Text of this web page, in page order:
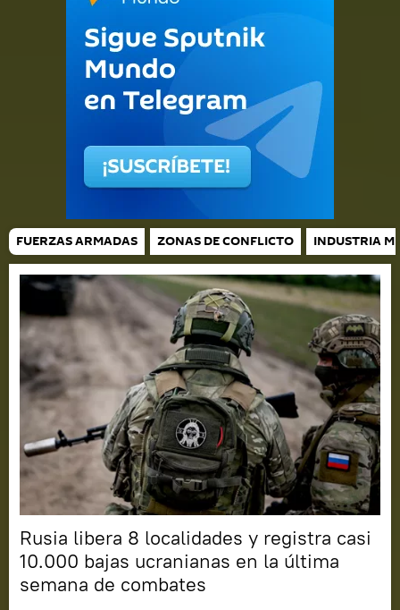
FUERZAS ARMADAS ZONAS DE CONFLICTO INDUSTRIA
Rusia libera 8 localidades y registra casi
10.000 bajas ucranianas en la última
semana de combates